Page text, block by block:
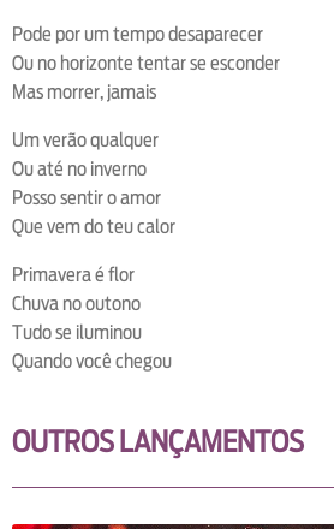
Pode por um tempo desaparecer
Ou no horizonte tentar se esconder
Mas morrer, jamais
Um verão qualquer
Ou até no inverno
Posso sentir o amor
Que vem do teu calor
Primavera é flor
Chuva no outono
Tudo se iluminou
Quando você chegou
OUTROS LANÇAMENTOS